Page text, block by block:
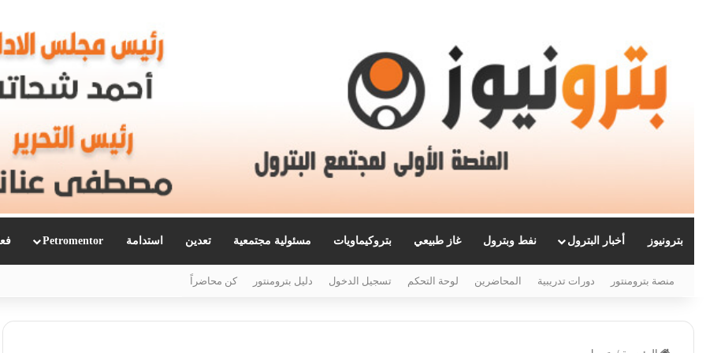
بترونيوز أخبار البترول نفط وبترول غاز طبيعي بتروكيماويات مسئولية مجتمعية تعدين استدامة Petromentor
منصة بترومنتور دورات تدريبية المحاضرين لوحة التحكم تسجيل الدخول دليل بترومنتور كن محاضراً